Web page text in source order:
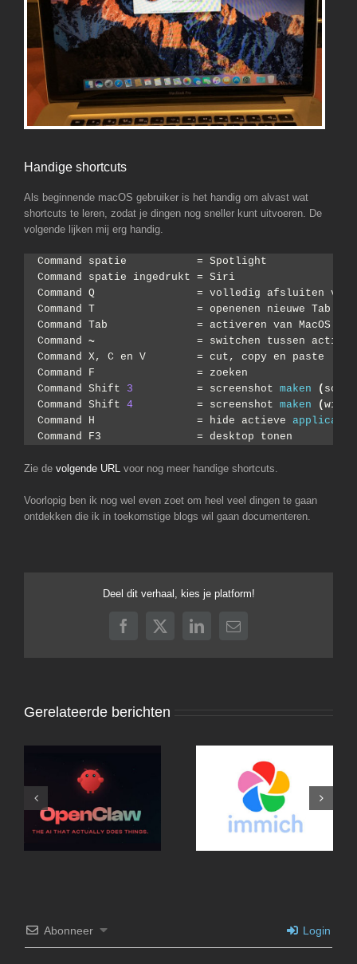
Handige shortcuts
Als beginnende macOS gebruiker is het handig om alvast wat
shortcuts te leren, zodat je dingen nog sneller kunt uitvoeren. De
volgende lijken mij erg handig.
Command spatie           = Spotlight
Command spatie ingedrukt = Siri
Command Q                = volledig afsluiten van
Command T                = openenen nieuwe Tab
Command Tab              = activeren van MacOS
Command ~
= switchen tussen
Command X, C en V        = cut, copy en paste
Command F                = zoeken
Command Shift 3
          = screenshot
maken (
Command Shift 4
          = screenshot
maken (
Command H                = hide actieve applicatie
Command F3               = desktop tonen
Zie de volgende URL voor nog meer handige shortcuts.
Voorlopig ben ik nog wel even zoet om heel veel dingen te gaan
ontdekken die ik in toekomstige blogs wil gaan documenteren.
Deel dit verhaal, kies je platform!
Facebook
X LinkedIn
E-
Gerelateerde berichten
OpenClaw met Mac
Mini
Abonneer Login